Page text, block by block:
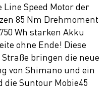
Speed Motor der
85 Nm Drehmoment
Wh starken Akku
ohne Ende! Diese
bringen die neue
von Shimano und ein
die Suntour Mobie45